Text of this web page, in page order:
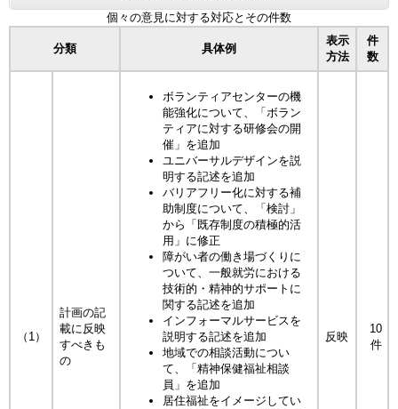
個々の意見に対する対応とその件数
分類 具体例
表示
方法
件
数
（1）
計画の記
載に反映
すべきも
の
ボランティアセンターの機
能強化について、「ボラン
ティアに対する研修会の開
催」を追加
ユニバーサルデザインを説
明する記述を追加
バリアフリー化に対する補
助制度について、「検討」
から「既存制度の積極的活
用」に修正
障がい者の働き場づくりに
ついて、一般就労における
技術的・精神的サポートに
関する記述を追加
インフォーマルサービスを
説明する記述を追加
地域での相談活動につい
て、「精神保健福祉相談
員」を追加
居住福祉をイメージしてい
反映
10
件